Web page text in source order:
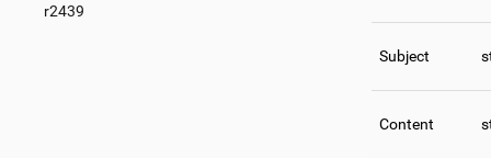
r2439
Subject
Content